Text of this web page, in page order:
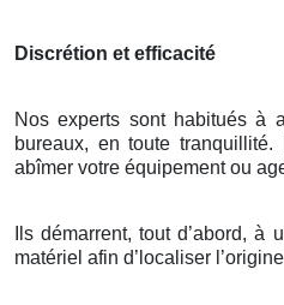
Discrétion et efficacité
Nos experts sont habitués à
bureaux, en toute
abîmer votre équipement ou
Ils démarrent, tout d’abord,
matériel afin d’localiser